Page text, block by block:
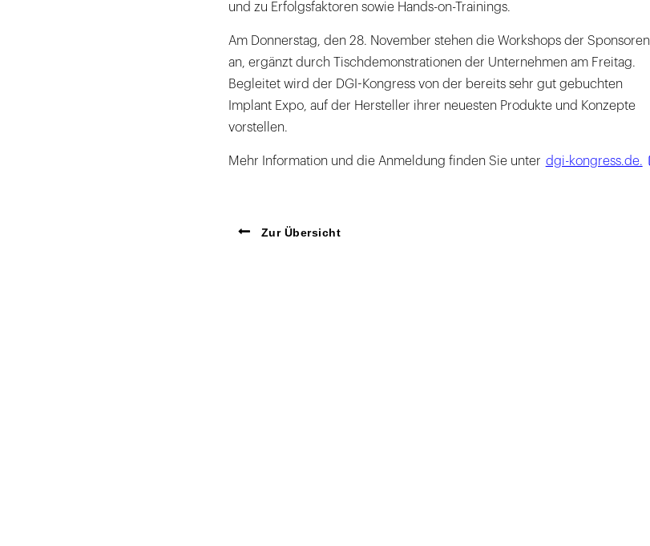
und zu Erfolgsfaktoren sowie Hands-on-Trainings.
Am Donnerstag, den 28. November stehen die Workshops der Sponsoren
an, ergänzt durch Tischdemonstrationen der Unternehmen am Freitag.
Begleitet wird der DGI-Kongress von der bereits sehr gut gebuchten
Implant Expo, auf der Hersteller ihrer neuesten Produkte und Konzepte
vorstellen.
Mehr Information und die Anmeldung finden Sie unter dgi-kongress.de.
Zur Übersicht